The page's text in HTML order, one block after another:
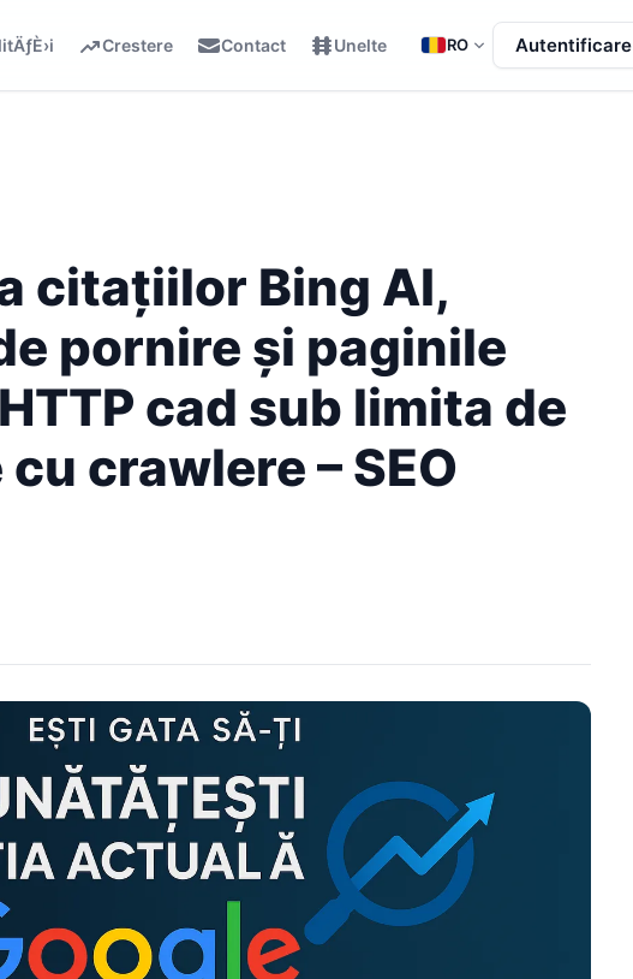
Crestere Contact Unelte RO Autentificare
citațiilor Bing AI,
pornire și paginile
cad sub limita de
crawlere – SEO